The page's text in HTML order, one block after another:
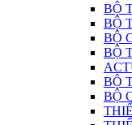
BỘ
BỘ
BỘ
BỘ
BỘ
BỘ